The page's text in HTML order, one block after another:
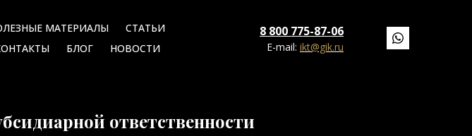
МАТЕРИАЛЫ
СТАТЬИ
БЛОГ НОВОСТИ
8 800 775-87-06
E-mail: ikt@gik.ru
ответственности